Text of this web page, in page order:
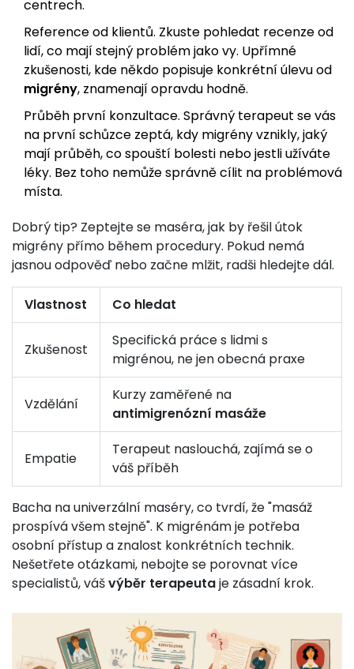
centrech.
Reference od klientů. Zkuste pohledat recenze od
lidí, co mají stejný problém jako vy. Upřímné
zkušenosti, kde někdo popisuje konkrétní úlevu od
migrény, znamenají opravdu hodně.
Průběh první konzultace. Správný terapeut se vás
na první schůzce zeptá, kdy migrény vznikly, jaký
mají průběh, co spouští bolesti nebo jestli užíváte
léky. Bez toho nemůže správně cílit na problémová
místa.
Dobrý tip? Zeptejte se maséra, jak by řešil útok
migrény přímo během procedury. Pokud nemá
jasnou odpověď nebo začne mlžit, radši hledejte dál.
Vlastnost Co hledat
Zkušenost
Specifická práce s lidmi s
migrénou, ne jen obecná praxe
Vzdělání
Kurzy zaměřené na
antimigrenózní masáže
Empatie
Terapeut naslouchá, zajímá se o
váš příběh
Bacha na univerzální maséry, co tvrdí, že "masáž
prospívá všem stejně". K migrénám je potřeba
osobní přístup a znalost konkrétních technik.
Nešetřete otázkami, nebojte se porovnat více
specialistů, vášvýběr terapeutaje zásadní krok.